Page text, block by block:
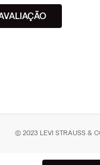
© 2023 LEVI STRAUSS &